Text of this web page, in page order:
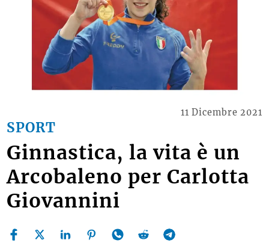
SPORT
11 Dicembre 2021
Ginnastica, la vita è un
Arcobaleno per Carlotta
Giovannini